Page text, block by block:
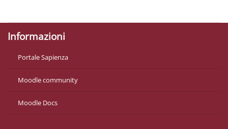
Informazioni
Portale Sapienza
Moodle community
Moodle Docs